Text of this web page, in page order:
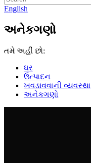
English
અનેકગણો
તમે અહીં છો:
ઘર
ઉત્પાદન
ખવડાવવાની વ્યવસ્થા
અનેકગણો